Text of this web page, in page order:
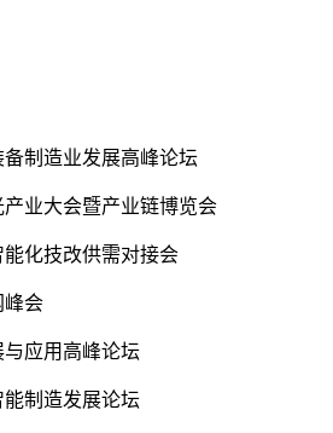
备制造业发展高峰论坛
产业大会暨产业链博览会
能化技改供需对接会
峰会
与应用高峰论坛
能制造发展论坛